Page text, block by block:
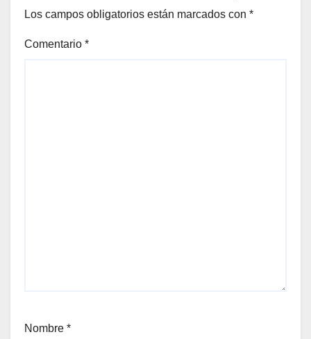
Los campos obligatorios están marcados con *
Comentario *
Nombre *